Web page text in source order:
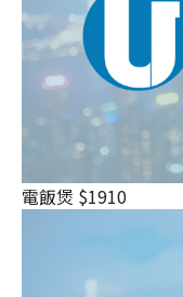
電飯煲 $1910